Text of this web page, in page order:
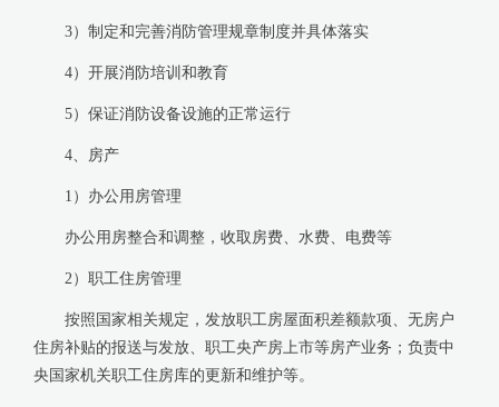
3）制定和完善消防管理规章制度并具体落实
4）开展消防培训和教育
5）保证消防设备设施的正常运行
4、房产
1）办公用房管理
办公用房整合和调整，收取房费、水费、电费等
2）职工住房管理
按照国家相关规定，发放职工房屋面积差额款项、无房户
住房补贴的报送与发放、职工央产房上市等房产业务；负责中
央国家机关职工住房库的更新和维护等。